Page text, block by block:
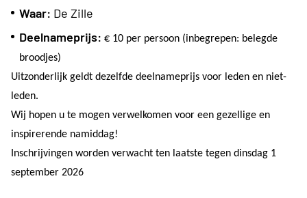
Waar: De Zille
Deelnameprijs: € 10 per persoon (inbegrepen: belegde
broodjes)
Uitzonderlijk geldt dezelfde deelnameprijs voor leden en niet-
leden.
Wij hopen u te mogen verwelkomen voor een gezellige en
inspirerende namiddag!
Inschrijvingen worden verwacht ten laatste tegen dinsdag 1
september 2026